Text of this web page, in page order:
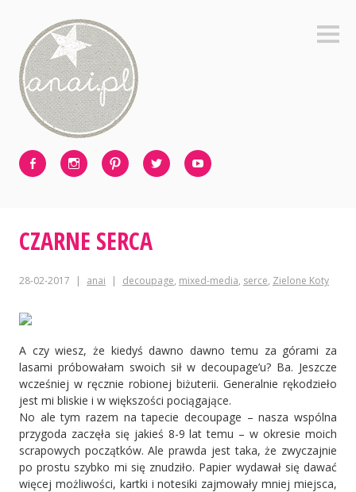
content
CZARNE SERCA
28-02-2017 anai decoupage, mixed-media, serce, Zielone Koty
A czy wiesz, że kiedyś dawno dawno temu za górami za
lasami próbowałam swoich sił w decoupage’u? Ba. Jeszcze
wcześniej w ręcznie robionej biżuterii. Generalnie rękodzieło
jest mi bliskie i w większości pociągające.
No ale tym razem na tapecie decoupage – nasza wspólna
przygoda zaczęła się jakieś 8-9 lat temu – w okresie moich
scrapowych początków. Ale prawda jest taka, że zwyczajnie
po prostu szybko mi się znudziło. Papier wydawał się dawać
więcej możliwości, kartki i notesiki zajmowały mniej miejsca,